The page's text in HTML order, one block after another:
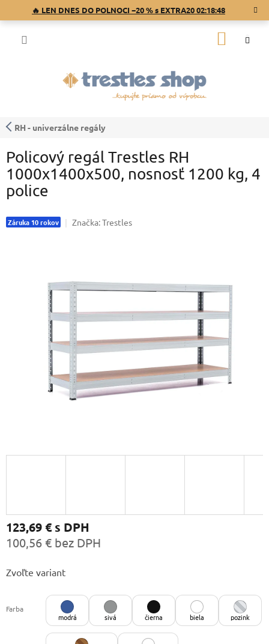
🔥 LEN DNES DO POLNOCI −20 % s EXTRA2002:18:48
RH - univerzálne regály
Policový regál Trestles RH
1000x1400x500, nosnosť 1200 kg, 4
police
Záruka 10 rokov Značka:Trestles
123,69 €s DPH
100,56 € bez DPH
cena:
Zvoľte variant
Farba
modrá
sivá čierna biela pozink